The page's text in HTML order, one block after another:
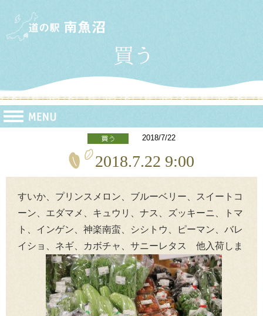
2018/7/22
2018.7.22 9:00
すいか、プリンスメロン、ブルーベリー、スイートコ
ーン、エダマメ、キュウリ、ナス、ズッキーニ、トマ
ト、インゲン、神楽南蛮、シシトウ、ピーマン、バレ
イショ、ネギ、カボチャ、サニーレタス 他入荷しま